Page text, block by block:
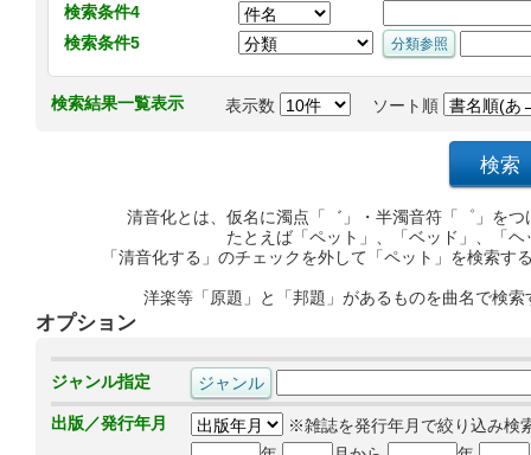
検索条件4
検索条件5
検索結果一覧表示 表示数 ソート順
清音化とは、仮名に濁点「゛」・半濁音符「゜」を
たとえば「ペット」、「ベッド」、「
「清音化する」のチェックを外して「ペット」を検索
洋楽等「原題」と「邦題」があるものを曲名で検
オプション
ジャンル指定
出版／発行年月
※雑誌を発行年月で絞り込み検